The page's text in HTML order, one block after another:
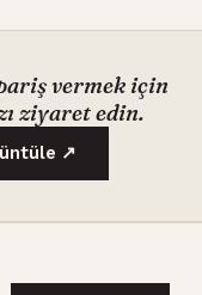
vermek için
ziyaret edin.
↗